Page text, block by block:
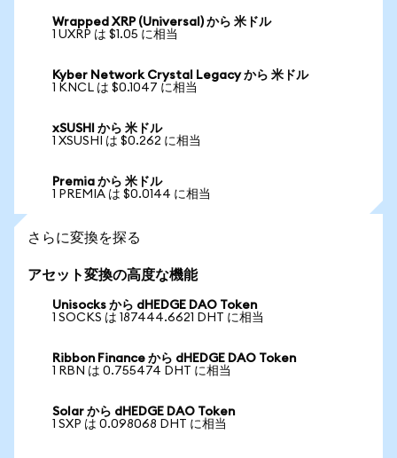
Wrapped XRP (Universal) から 米ドル
1 UXRP は $1.05 に相当
Kyber Network Crystal Legacy から 米ドル
1 KNCL は $0.1047 に相当
xSUSHI から 米ドル
1 XSUSHI は $0.262 に相当
Premia から 米ドル
1 PREMIA は $0.0144 に相当
さらに変換を探る
アセット変換の高度な機能
Unisocks から dHEDGE DAO Token
1 SOCKS は 187444.6621 DHT に相当
Ribbon Finance から dHEDGE DAO Token
1 RBN は 0.755474 DHT に相当
Solar から dHEDGE DAO Token
1 SXP は 0.098068 DHT に相当